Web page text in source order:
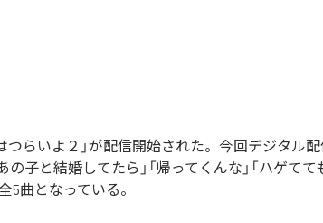
つらいよ２」が配信開始された。今回デジタル配
の子と結婚してたら」「帰ってくんな」「ハゲてて
全5曲となっている。